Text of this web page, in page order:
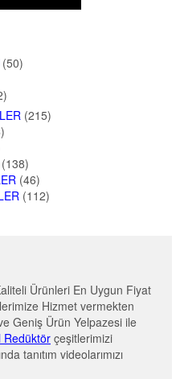
(50)
(215)
(138)
(46)
(112)
Ürünleri En Uygun Fiyat
Hizmet vermekten
Geniş Ürün Yelpazesi ile
Redüktörçeşitlerimizi
tanıtım videolarımızı